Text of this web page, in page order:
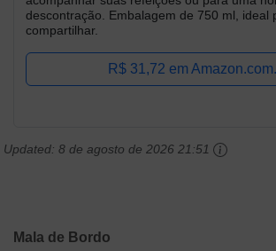
descontração. Embalagem de 750 ml, ideal
compartilhar.
R$ 31,72 em
Updated: 8 de agosto de 2026 21:51
Mala de Bordo